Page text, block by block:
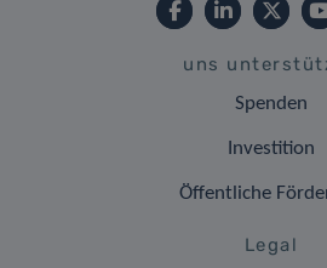
uns
Spenden
Investition
Öffentliche
Legal